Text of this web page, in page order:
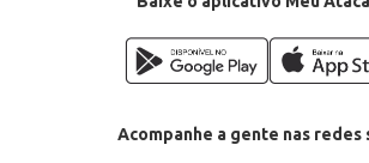
Acompanhe a gente nas redes